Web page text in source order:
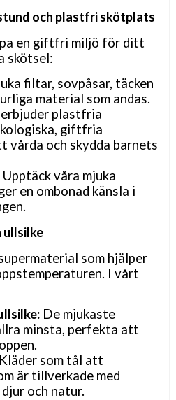
och plastfri skötplats
en giftfri miljö för ditt
skötsel:
filtar, sovpåsar, täcken
material som andas.
plastfria
giftfria
vårda och skydda barnets
Upptäck våra mjuka
en ombonad känsla i
ullsilke
som hjälper
I vårt
De mjukaste
minsta, perfekta att
Kläder som tål att
är tillverkade med
och natur.